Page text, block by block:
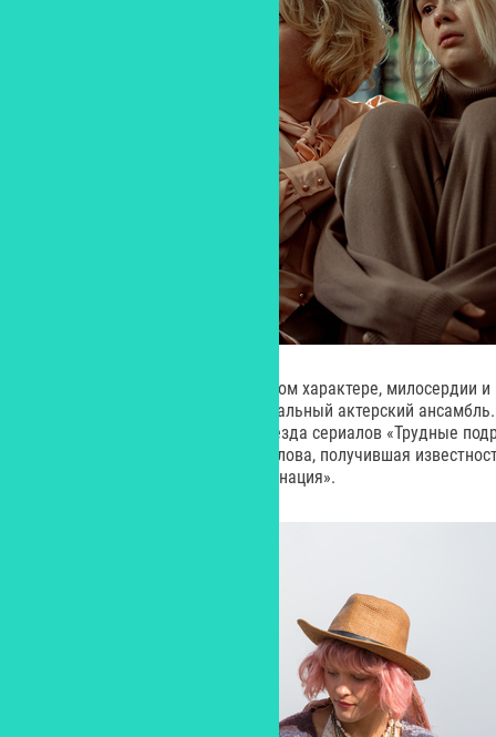
О героях нашего времени, волевом характере, милосердии
размышляет высокопрофессиональный актерский
Анны играют Никита Волков, звезда сериалов «Трудные
дверь в Москве», и Анна Богомолова, получившая
«Струны», «Лада Голд» и «Комбинация».